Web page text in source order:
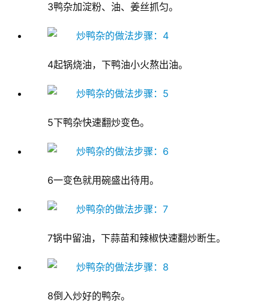
3鸭杂加淀粉、油、姜丝抓匀。
4起锅烧油，下鸭油小火熬出油。
5下鸭杂快速翻炒变色。
6一变色就用碗盛出待用。
7锅中留油，下蒜苗和辣椒快速翻炒断生。
8倒入炒好的鸭杂。